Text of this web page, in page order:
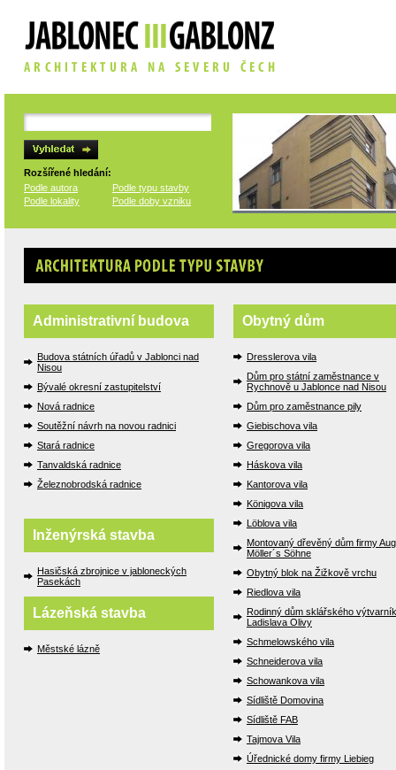
Rozšířené hledání:
Podle autora
Podle typu stavby
Podle lokality
Podle doby vzniku
Architektura podle typu stavby
Administrativní budova
Budova státních úřadů v Jablonci nad
Nisou
Bývalé okresní zastupitelství
Nová radnice
Soutěžní návrh na novou radnici
Stará radnice
Tanvaldská radnice
Železnobrodská radnice
Inženýrská stavba
Hasičská zbrojnice v jabloneckých
Pasekách
Lázeňská stavba
Městské lázně
Obytný dům
Dresslerova vila
Dům pro státní zaměstnance v
Rychnově u Jablonce nad Nisou
Dům pro zaměstnance pily
Giebischova vila
Gregorova vila
Háskova vila
Kantorova vila
Königova vila
Löblova vila
Montovaný dřevěný dům firmy
Möller´s Söhne
Obytný blok na Žižkově vrchu
Riedlova vila
Rodinný dům sklářského
Ladislava Olivy
Schmelowského vila
Schneiderova vila
Schowankova vila
Sídliště Domovina
Sídliště FAB
Tajmova Vila
Úřednické domy firmy Liebieg